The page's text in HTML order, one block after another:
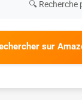
🔍 Recherche
sur